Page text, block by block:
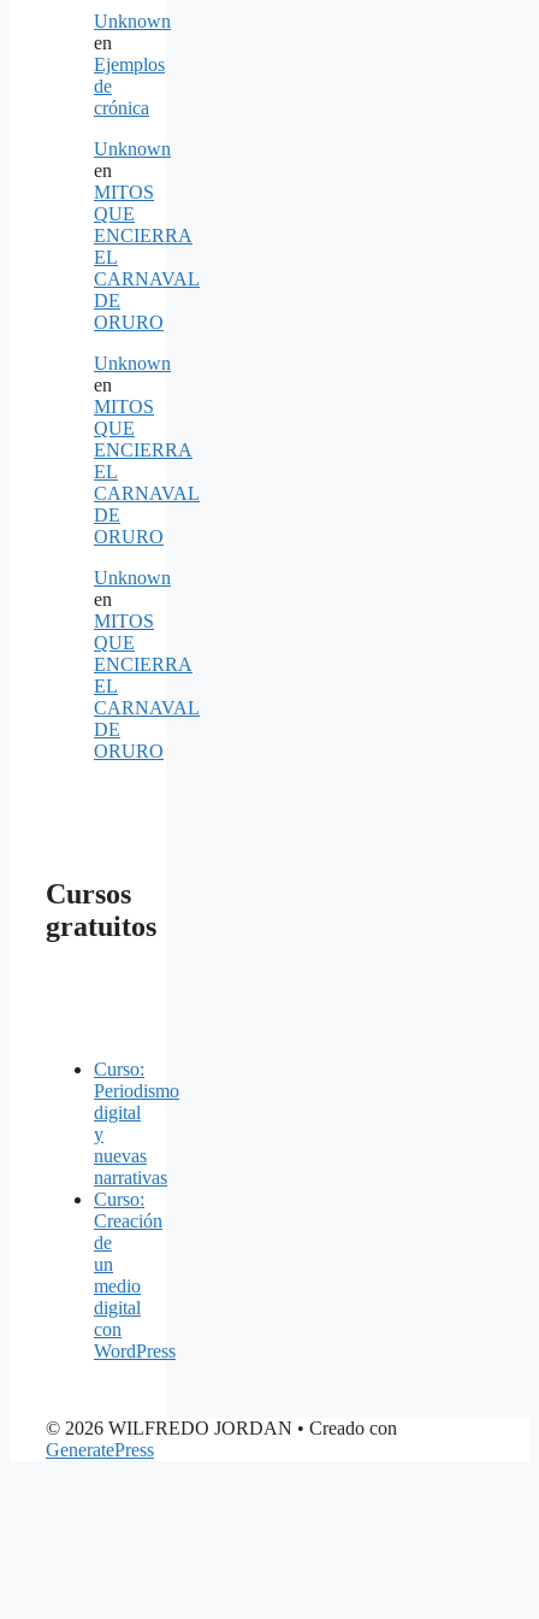
Unknown
en
Ejemplos
de
crónica
Unknown
en
MITOS
QUE
ENCIERRA
EL
CARNAVAL
DE
ORURO
Unknown
en
MITOS
QUE
ENCIERRA
EL
CARNAVAL
DE
ORURO
Unknown
en
MITOS
QUE
ENCIERRA
EL
CARNAVAL
DE
ORURO
Cursos
gratuitos
Curso:
Periodismo
digital
y
nuevas
narrativas
Curso:
Creación
de
un
medio
digital
con
WordPress
© 2026 WILFREDO JORDAN • Creado con
GeneratePress